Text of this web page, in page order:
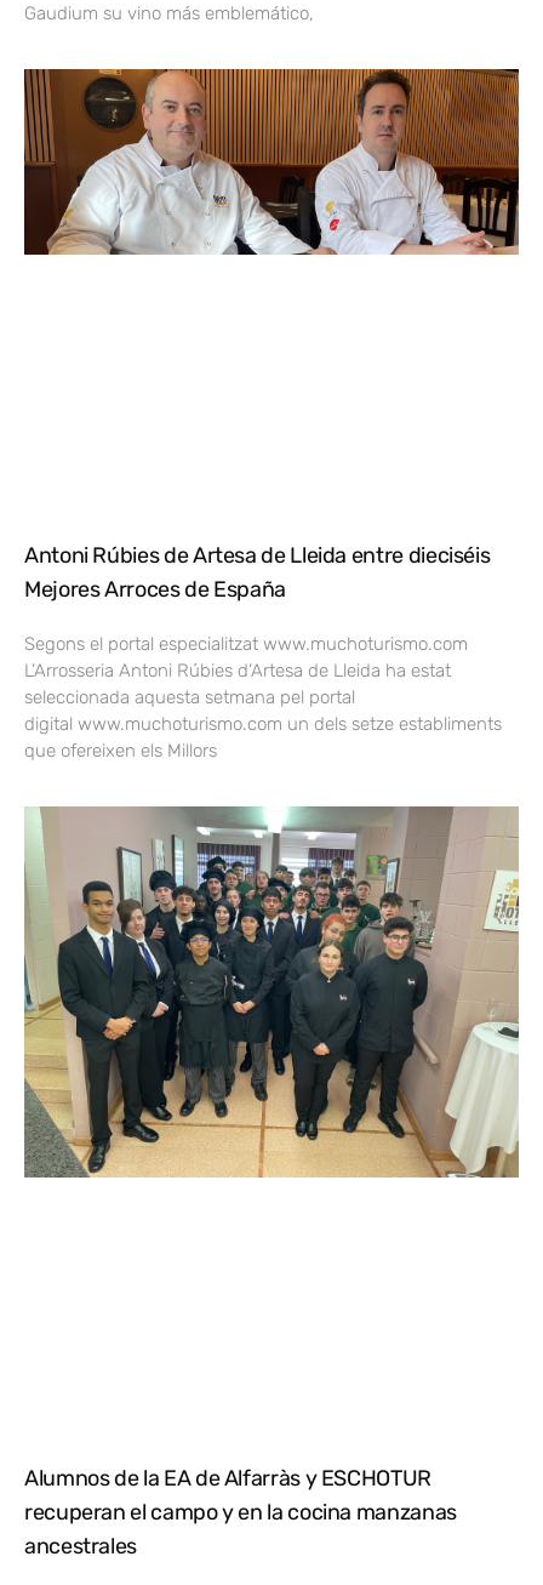
Gaudium su vino más emblemático,
Antoni Rúbies de Artesa de Lleida entre dieciséis
Mejores Arroces de España
Segons el portal especialitzat www.muchoturismo.com
L’Arrosseria Antoni Rúbies d’Artesa de Lleida ha estat
seleccionada aquesta setmana pel portal
digital www.muchoturismo.com un dels setze establiments
que ofereixen els Millors
Alumnos de la EA de Alfarràs y ESCHOTUR
recuperan el campo y en la cocina manzanas
ancestrales